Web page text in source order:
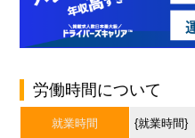
労働時間について
就業時間 {就業時間}